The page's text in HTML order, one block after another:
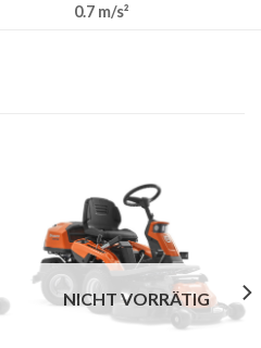
0.7 m/s²
NICHT VORRÄTIG